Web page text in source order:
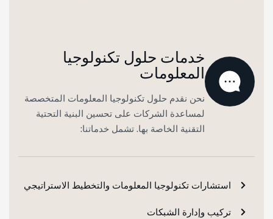
خدمات حلول تكنولوجيا
المعلومات
نحن نقدم حلول تكنولوجيا المعلومات المتخصصة
لمساعدة الشركات على تحسين البنية التحتية
التقنية الخاصة بها. تشمل خدماتنا:
استشارات تكنولوجيا المعلومات والتخطيط الاستراتيجي
تركيب وإدارة الشبكات